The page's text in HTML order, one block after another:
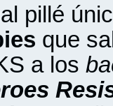
pillé
que
a los